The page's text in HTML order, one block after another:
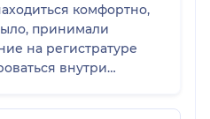
комфортно,
принимали
на регистратуре
внутри
пятёрка.